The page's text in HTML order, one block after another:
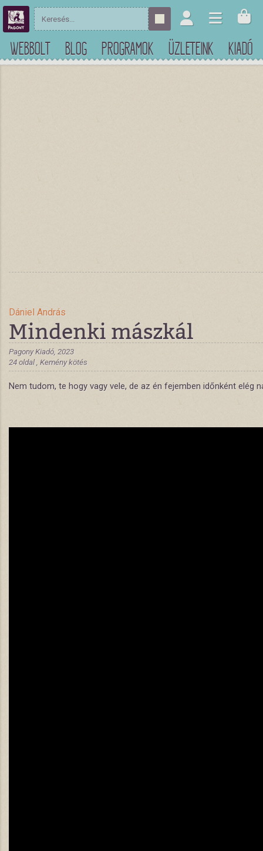
WEBBOLT BLOG PROGRAMOK ÜZLETEINK KIADÓ
Dániel András
Mindenki mászkál
Pagony Kiadó, 2023
24 oldal , Kemény kötés
Nem tudom, te hogy vagy vele, de az én fejemben időnként elég